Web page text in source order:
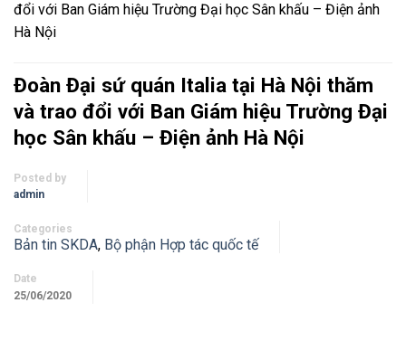
đổi với Ban Giám hiệu Trường Đại học Sân khấu – Điện ảnh
Hà Nội
Đoàn Đại sứ quán Italia tại Hà Nội thăm
và trao đổi với Ban Giám hiệu Trường Đại
học Sân khấu – Điện ảnh Hà Nội
Posted by
admin
Categories
Bản tin SKDA, Bộ phận Hợp tác quốc tế
Date
25/06/2020